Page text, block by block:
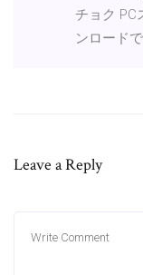
チョク PC
ンロード
Leave a Reply